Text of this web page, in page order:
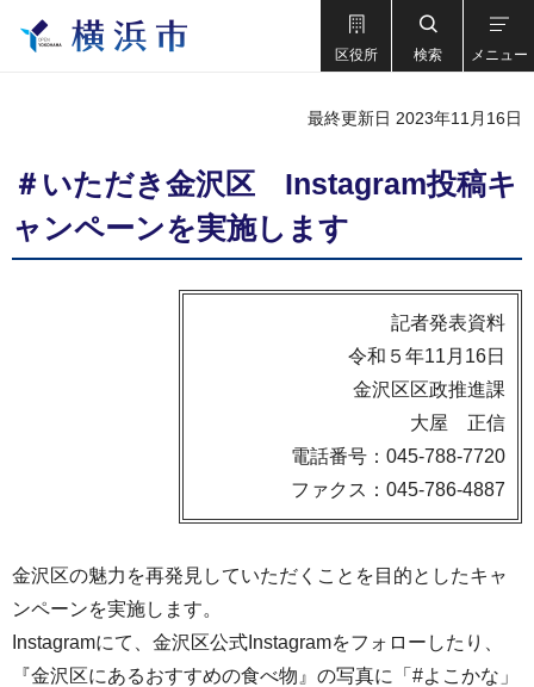
区役所 検索 メニュー
最終更新日 2023年11月16日
＃いただき金沢区 Instagram投稿キ
ャンペーンを実施します
記者発表資料
令和５年11月16日
金沢区区政推進課
大屋 正信
電話番号：045-788-7720
ファクス：045-786-4887
金沢区の魅力を再発見していただくことを目的としたキャ
ンペーンを実施します。
Instagramにて、金沢区公式Instagramをフォローしたり、
『金沢区にあるおすすめの食べ物』の写真に「#よこかな」